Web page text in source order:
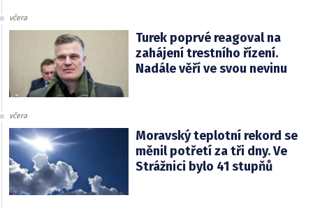
včera
Turek poprvé reagoval na
zahájení trestního řízení.
Nadále věří ve svou nevinu
včera
Moravský teplotní rekord se
měnil potřetí za tři dny. Ve
Strážnici bylo 41 stupňů